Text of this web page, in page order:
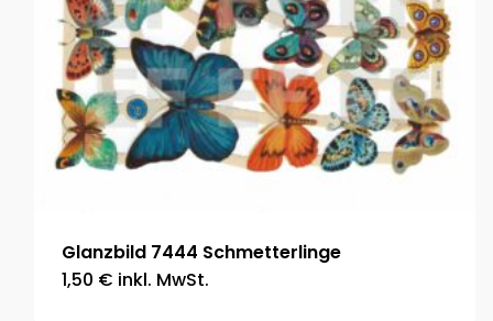
Glanzbild 7444 Schmetterlinge
1,50 € inkl. MwSt.